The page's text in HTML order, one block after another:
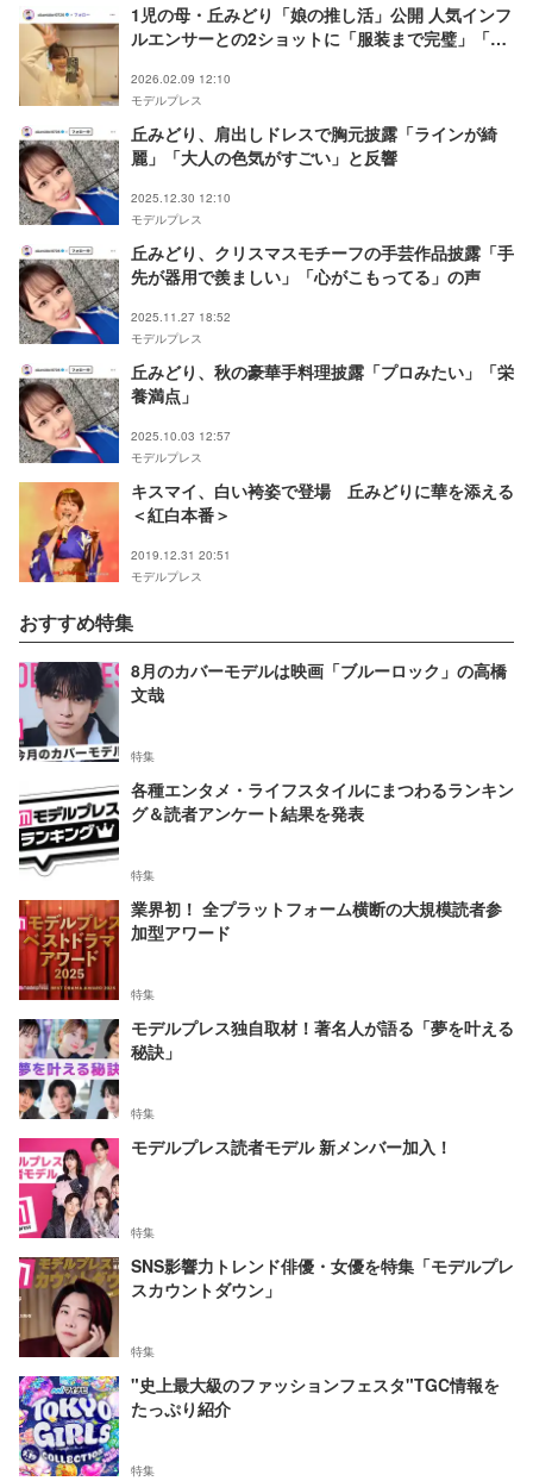
1児の母・丘みどり「娘の推し活」公開 人気インフ
ルエンサーとの2ショットに「服装まで完璧」「可
2026.02.09 12:10
モデルプレス
丘みどり、肩出しドレスで胸元披露「ラインが綺
麗」「大人の色気がすごい」と反響
2025.12.30 12:10
モデルプレス
丘みどり、クリスマスモチーフの手芸作品披露「手
先が器用で羨ましい」「心がこもってる」の声
2025.11.27 18:52
モデルプレス
丘みどり、秋の豪華手料理披露「プロみたい」「栄
養満点」
2025.10.03 12:57
モデルプレス
キスマイ、白い袴姿で登場 丘みどりに華を添える
＜紅白本番＞
2019.12.31 20:51
モデルプレス
おすすめ特集
8月のカバーモデルは映画「ブルーロック」の高橋
文哉
特集
各種エンタメ・ライフスタイルにまつわるランキン
グ＆読者アンケート結果を発表
特集
業界初！ 全プラットフォーム横断の大規模読者参
加型アワード
特集
モデルプレス独自取材！著名人が語る「夢を叶える
秘訣」
特集
モデルプレス読者モデル 新メンバー加入！
特集
SNS影響力トレンド俳優・女優を特集「モデルプレ
スカウントダウン」
特集
"史上最大級のファッションフェスタ"TGC情報を
たっぷり紹介
特集